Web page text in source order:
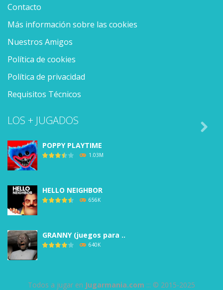
Contacto
Más información sobre las cookies
Nuestros Amigos
Política de cookies
Política de privacidad
Requisitos Técnicos
LOS + JUGADOS
POPPY PLAYTIME
1.03M
HELLO NEIGHBOR
656K
GRANNY (juegos para ..
640K

Todos a jugar en Jugarmania.com ::: © 2015-2025